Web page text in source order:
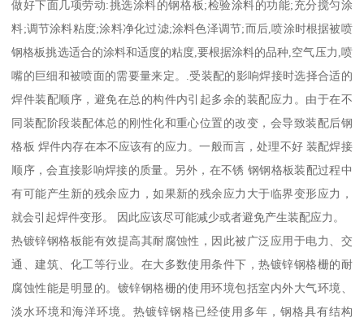
做好下面几项劳动:挑选涂料的钢格板;检验涂料的功能;充分搅匀涂
料;调节涂料粘度;涂料净化过滤;涂料色泽调节;而后,喷涂时根据被喷
钢格板挑选适合的涂料和适度的粘度,要根据涂料的品种,空气压力,喷
嘴的巨细和被喷面的需要量来定。.受装配的影响焊接时选择合适的
焊件装配顺序，避免在总的构件内引起多余的装配应力。由于在不
同装配阶段装配体总的刚性化和重心位置的改变，会导致装配后钢
格板 焊件内存在本不应该有的应力。一般而言，处理不好 装配焊接
顺序，会直接影响焊接的质量。另外，在不锈 钢钢格板装配过程中
有可能产生新的残余应力，如果新的残余应力大于临界变形应力，
就会引起焊件变形。 因此应该尽可能减少或者避免产生装配应力。
热镀锌钢格板能有效提高其耐腐蚀性，因此被广泛应用于电力、交
通、建筑、化工等行业。在大多数使用条件下，热镀锌钢格栅的耐
腐蚀性能是明显的。镀锌钢格栅的使用环境包括室内外大气环境、
淡水环境和海洋环境。热镀锌钢格已经使用多年，钢格具有结构